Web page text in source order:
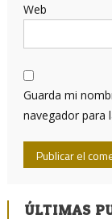
Web
Guarda mi
navegador para
ÚLTIMAS